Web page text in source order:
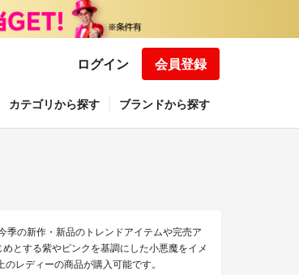
ログイン 会員登録
カテゴリから探す ブランドから探す
の新作・新品のトレンドアイテムや完売ア
とする紫やピンクを基調にした小悪魔をイメ
レディーの商品が購入可能です。